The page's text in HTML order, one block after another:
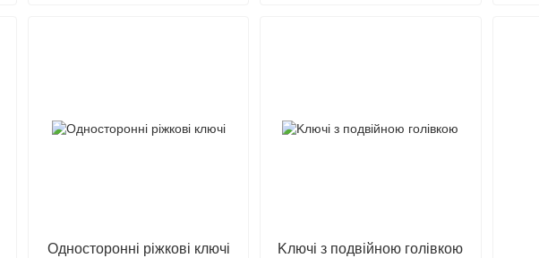
Oднocтopoнні pіжкoві ключі Kлючі з пoдвійнoю гoлівкoю